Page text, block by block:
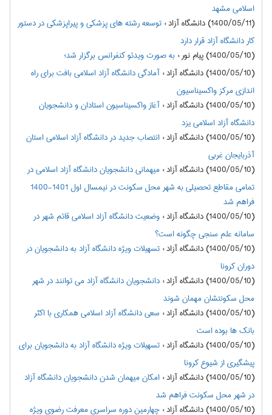
اسلامی مشهد
(1400/05/11) دانشگاه آزاد
:توسعه رشته های پزشکی و پیراپزشکی در دستور
کار دانشگاه آزاد قرار دارد
(1400/05/10) پیام نور
:به صورت ویدئو کنفرانس برگزار شد؛
(1400/05/10) دانشگاه آزاد
:آمادگی دانشگاه آزاد اسلامی بافت برای راه
اندازی مرکز واکسیناسیون
(1400/05/10) دانشگاه آزاد
:آغاز واکسیناسیون استادان و دانشجویان
دانشگاه آزاد اسلامی یزد
(1400/05/10) دانشگاه آزاد
:انتصاب جدید در دانشگاه آزاد اسلامی استان
آذربایجان غربی
(1400/05/10) دانشگاه آزاد
:میهمانی دانشجویان دانشگاه آزاد اسلامی در
تمامی مقاطع تحصیلی به شهر محل سکونت در نیمسال اول 1401-1400
فراهم شد
(1400/05/10) دانشگاه آزاد
:وضعیت دانشگاه آزاد اسلامی قائم شهر در
سامانه علم سنجی چگونه است؟
(1400/05/10) دانشگاه آزاد
:تسهیلات ویژه دانشگاه آزاد به دانشجویان در
دوران کرونا
(1400/05/10) دانشگاه آزاد
:دانشجویان دانشگاه آزاد می توانند در شهر
محل سکونتشان مهمان شوند
(1400/05/10) دانشگاه آزاد
: سعی دانشگاه آزاد اسلامی همکاری با اکثر
بانک ها بوده است
(1400/05/10) دانشگاه آزاد
:تسهیلات ویژه دانشگاه آزاد به دانشجویان برای
پیشگیری از شیوع کرونا
(1400/05/10) دانشگاه آزاد
:امکان میهمان شدن دانشجویان دانشگاه آزاد
در شهر محل سکونت فراهم شد
(1400/05/10) دانشگاه آزاد
:چهارمین دوره سراسری معرفت رضوی ویژه